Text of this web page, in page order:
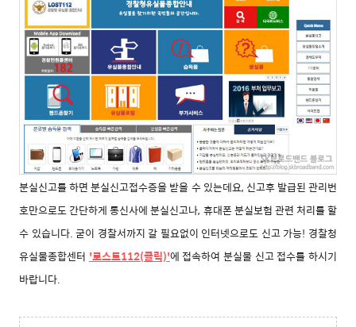
분실신고를 하면 분실신고접수증을 받을 수 있는데요, 신고후 발급된 관리번
호만으로도 간단하게 통신사에 분실신고나, 휴대폰 분실보험 관련 처리를 할
수 있습니다.굳이 경찰서까지 갈 필요없이 인터넷으로도 신고 가능! 경찰청
유실물종합센터 '로스트112(클릭)'에 접속하여분실물 신고 접수를 하시기
바랍니다.